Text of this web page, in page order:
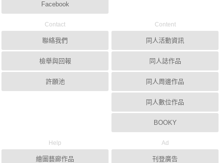
Facebook
Contact
聯絡我們
檢舉與回報
許願池
Content
同人活動資訊
同人誌作品
同人周邊作品
同人數位作品
BOOKY
Help
繪圖藝廊作品
Ad
刊登廣告